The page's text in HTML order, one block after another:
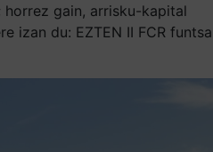
gain, arrisku-kapital
izan du: EZTEN II FCR funtsa